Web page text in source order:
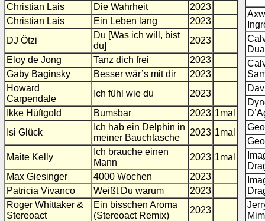
Christian Lais
Die Wahrheit
2023
Christian Lais
Ein Leben lang
2023
DJ Ötzi
Du [Was ich will, bist
du]
2023
Eloy de Jong
Tanz dich frei
2023
Gaby Baginsky
Besser wär’s mit dir
2023
Howard
Carpendale
Ich fühl wie du
2023
Ikke Hüftgold
Bumsbar 2023 1mal
Isi Glück
Ich hab ein Delphin in
meiner Bauchtasche
2023 1mal
Maite Kelly
Ich brauche einen
Mann
2023 1mal
Max Giesinger
4000 Wochen
2023
Patricia Vivanco
Weißt Du warum
2023
Roger Whittaker &
Stereoact
Ein bisschen Aroma
(Stereoact Remix)
2023